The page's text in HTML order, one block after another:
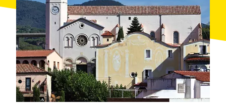
hacia tierra adentro, pasa por los molinos, varias
casas importantes como Can Comillas o Can Nadal y
algunas de las históricas fondas. Elparque de Can
Muntanyà
es la penúltima etapa, antes de volver al
punto inicial, donde se homenajea la tradición
agrícola de la población.